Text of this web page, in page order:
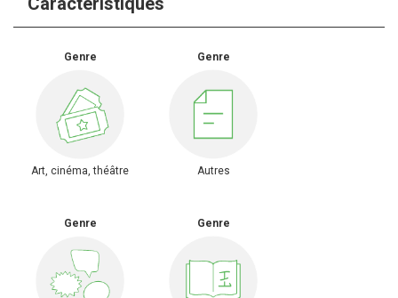
Genre
Art, cinéma, théâtre
Genre
Autres
Genre Genre